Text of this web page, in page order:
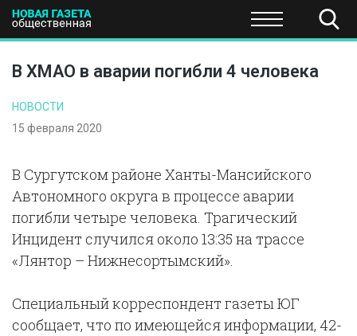
ПОЛИТИКА ЭКОНОМИКА НАУКА И
В ХМАО в аварии погибли 4 человека
НОВОСТИ
15 февраля 2020
В Сургутском районе Ханты-Мансийского
Автономного округа в процессе аварии
погибли четыре человека. Трагический
Инцидент случился около 13:35 на трассе
«Лянтор – Нижнесортымский».
Специальный корреспондент газеты ЮГ
сообщает, что по имеющейся информации, 42-